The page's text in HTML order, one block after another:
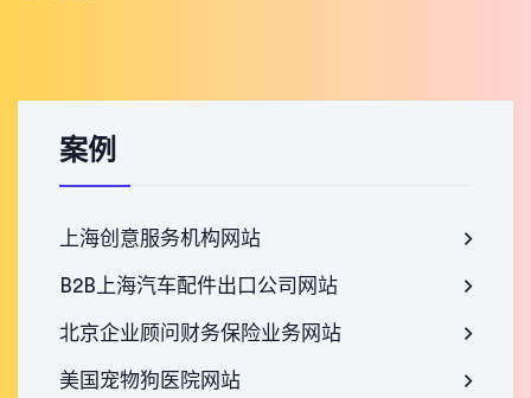
案例
上海创意服务机构网站
B2B上海汽车配件出口公司网站
北京企业顾问财务保险业务网站
美国宠物狗医院网站